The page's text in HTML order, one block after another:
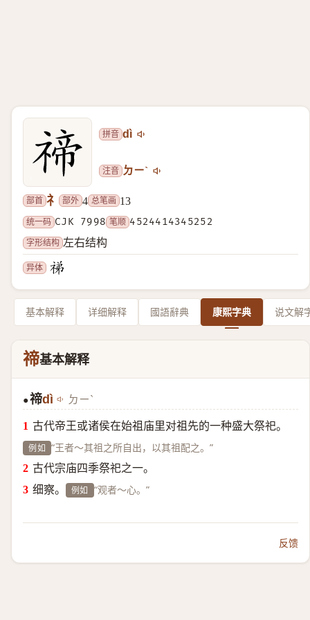
拼音 dì
注音 ㄉㄧˋ
部首 礻 部外 4 总笔画 13
统一码 CJK 7998 笔顺 4524414345252
字形结构 左右结构
异体
基本解释 详细解释 國語辭典 康熙字典 说文解
禘基本解释
●禘dì ㄉㄧˋ
古代帝王或诸侯在始祖庙里对祖先的一种盛大祭祀。
例如 “王者～其祖之所自出，以其祖配之。”
古代宗庙四季祭祀之一。
细察。
例如 “观者～心。”
反馈